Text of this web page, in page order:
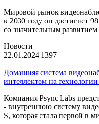
Мировой рынок
к 2030 году он достигнет
со значительным
Новости
22.01.2024 1397
Домашняя система
интеллектом на
Компания Psync Labs
- внутреннюю систему
S, которая стала первой в